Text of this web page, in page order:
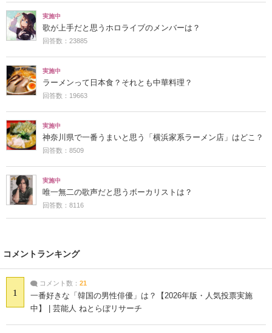
実施中
歌が上手だと思うホロライブのメンバーは？
回答数：23885
実施中
ラーメンって日本食？それとも中華料理？
回答数：19663
実施中
神奈川県で一番うまいと思う「横浜家系ラーメン店」はどこ？
回答数：8509
実施中
唯一無二の歌声だと思うボーカリストは？
回答数：8116
コメントランキング
1
コメント数： 21
一番好きな「韓国の男性俳優」は？【2026年版・人気投票実施
中】 | 芸能人 ねとらぼリサーチ